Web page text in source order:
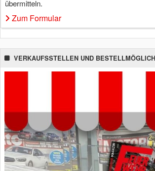
übermitteln.
Zum Formular
VERKAUFSSTELLEN UND